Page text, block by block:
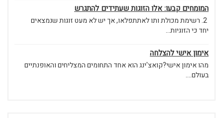
המומחים קבעו: אלו הזוגות שעתידים להתגרש
2. רשימת מכולת ותו לאתתפלאו, אך יש לא מעט זוגות שנמצאים
יחד כי הזוגיות...
אימון אישי להצלחה
מהו אימון אישי?קואצ'ינג הוא אחד התחומים המצליחים והאופנתיים
בעולם....